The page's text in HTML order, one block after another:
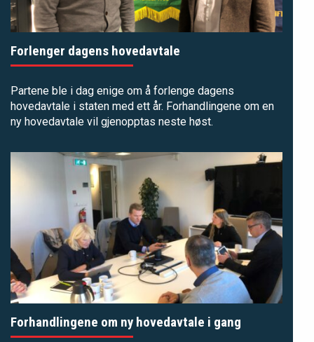
Forlenger dagens hovedavtale
Partene ble i dag enige om å forlenge dagens
hovedavtale i staten med ett år. Forhandlingene om en
ny hovedavtale vil gjenopptas neste høst.
Forhandlingene om ny hovedavtale i gang